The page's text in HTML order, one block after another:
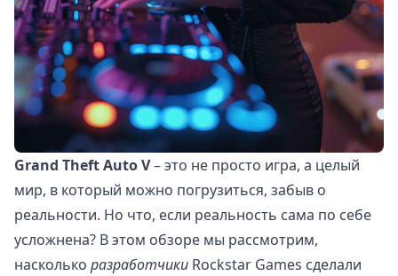
Grand Theft Auto V– это не просто игра, а целый
мир, в который можно погрузиться, забыв о
реальности. Но что, если реальность сама по себе
усложнена? В этом обзоре мы рассмотрим,
насколько разработчики Rockstar Games сделали